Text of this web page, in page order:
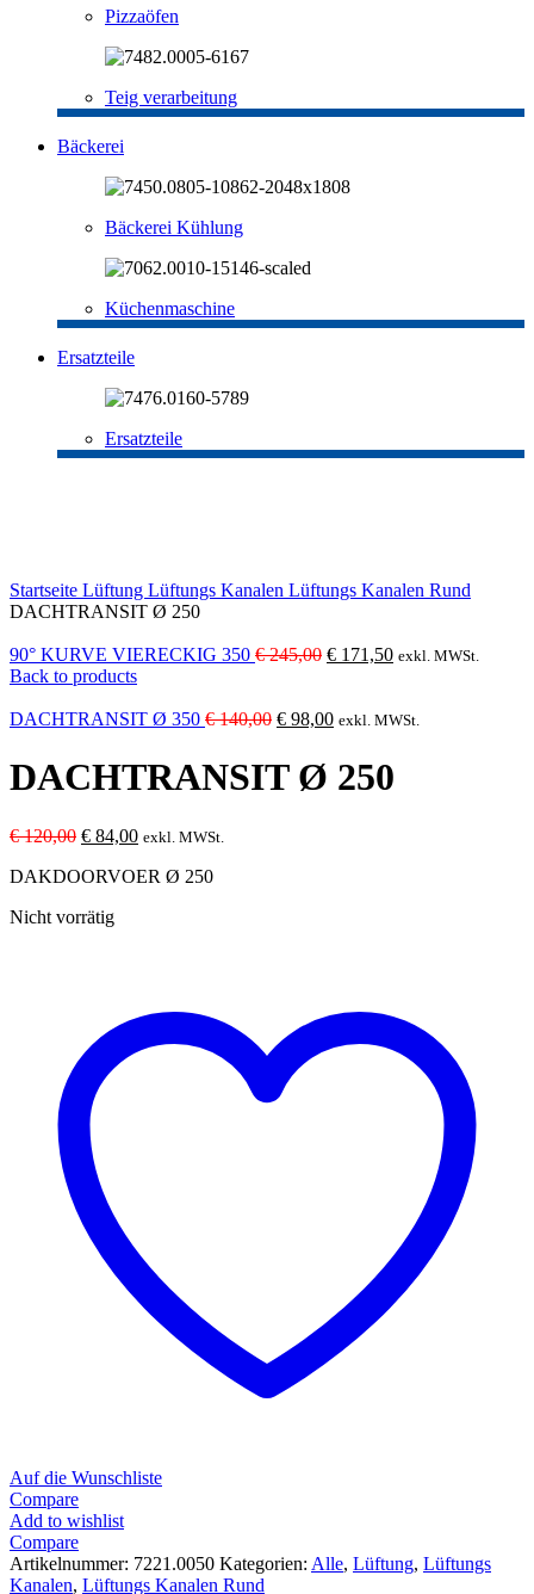
Pizzaöfen
Teig verarbeitung
Bäckerei
Bäckerei Kühlung
Küchenmaschine
Ersatzteile
Ersatzteile
Startseite Lüftung Lüftungs Kanalen Lüftungs Kanalen Rund
DACHTRANSIT Ø 250
90° KURVE VIERECKIG 350 €245,00 Ursprünglicher
€ 245,00
€ 171,50Aktueller
€ 171,50.
exkl. MWSt.
Back to products
DACHTRANSIT Ø 350 €140,00 Ursprünglicher
war:
€ 140,00
€ 98,00Aktueller
ist:
€ 98,00.
exkl. MWSt.
DACHTRANSIT Ø 250
€120,00 Ursprünglicher
war:
€ 84,00Aktueller
ist:
exkl. MWSt.
DAKDOORVOER Ø 250
Nicht vorrätig
Auf die Wunschliste
Compare
Add to wishlist
Compare
Artikelnummer: 7221.0050 Kategorien: Alle, Lüftung, Lüftungs
Kanalen, Lüftungs Kanalen Rund